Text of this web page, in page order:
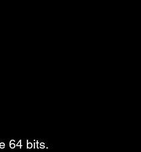
64 bits.